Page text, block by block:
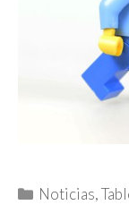
Categorías
Noticias,